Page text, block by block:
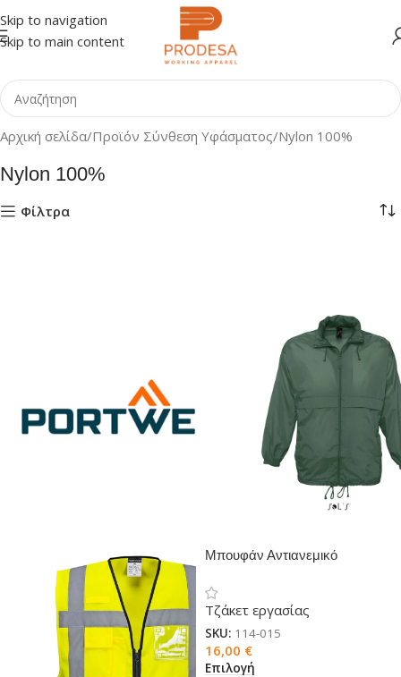
Skip to navigation
Skip to main content
Αρχική σελίδα Προϊόν Σύνθεση Υφάσματος Nylon 100%
Nylon 100%
Φίλτρα
Μπουφάν Αντιανεμικό
Τζάκετ εργασίας
SKU: 114-015
16,00 €
Επιλογή